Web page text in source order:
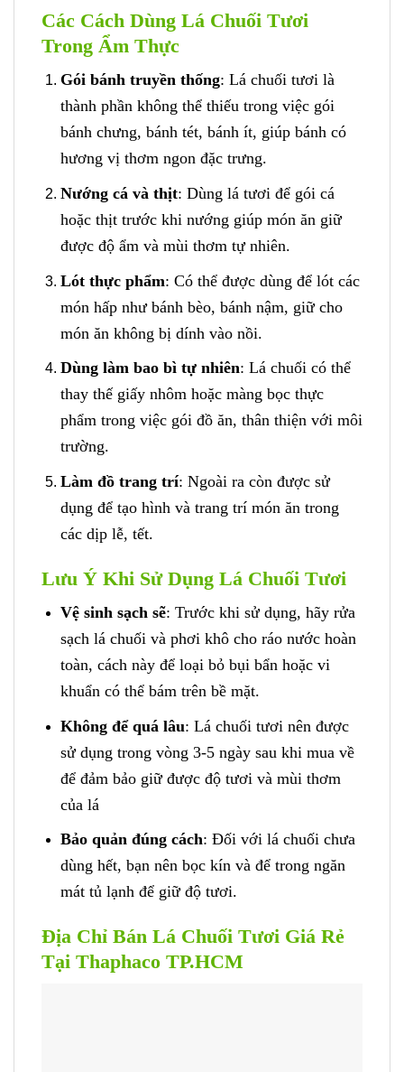
Các Cách Dùng Lá Chuối Tươi
Trong Ẩm Thực
Gói bánh truyền thống: Lá chuối tươi là
thành phần không thể thiếu trong việc gói
bánh chưng, bánh tét, bánh ít, giúp bánh có
hương vị thơm ngon đặc trưng.
Nướng cá và thịt: Dùng lá tươi để gói cá
hoặc thịt trước khi nướng giúp món ăn giữ
được độ ẩm và mùi thơm tự nhiên.
Lót thực phẩm: Có thể được dùng để lót các
món hấp như bánh bèo, bánh nậm, giữ cho
món ăn không bị dính vào nồi.
Dùng làm bao bì tự nhiên: Lá chuối có thể
thay thế giấy nhôm hoặc màng bọc thực
phẩm trong việc gói đồ ăn, thân thiện với môi
trường.
Làm đồ trang trí: Ngoài ra còn được sử
dụng để tạo hình và trang trí món ăn trong
các dịp lễ, tết.
Lưu Ý Khi Sử Dụng Lá Chuối Tươi
Vệ sinh sạch sẽ: Trước khi sử dụng, hãy rửa
sạch lá chuối và phơi khô cho ráo nước hoàn
toàn, cách này để loại bỏ bụi bẩn hoặc vi
khuẩn có thể bám trên bề mặt.
Không để quá lâu: Lá chuối tươi nên được
sử dụng trong vòng 3-5 ngày sau khi mua về
để đảm bảo giữ được độ tươi và mùi thơm
của lá
Bảo quản đúng cách: Đối với lá chuối chưa
dùng hết, bạn nên bọc kín và để trong ngăn
mát tủ lạnh để giữ độ tươi.
Địa Chỉ Bán Lá Chuối Tươi Giá Rẻ
Tại Thaphaco TP.HCM